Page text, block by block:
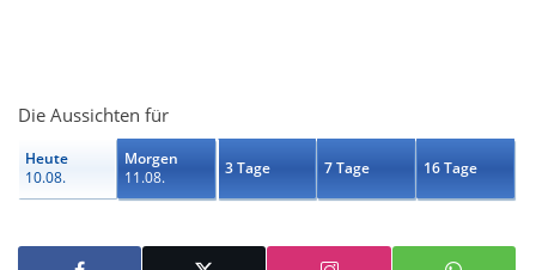
Die Aussichten für
Heute
10.08.
Morgen
11.08.
3 Tage 7 Tage 16 Tage